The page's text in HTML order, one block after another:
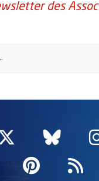
des
une
Twitter
, Ouvre
,
Pinterest
, Ouvre